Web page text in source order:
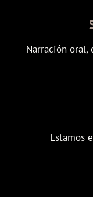
Narración oral,
Estamos